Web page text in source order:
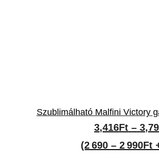
Szublimálható Malfini Victory
3,416Ft –
(2 690 – 2 990Ft